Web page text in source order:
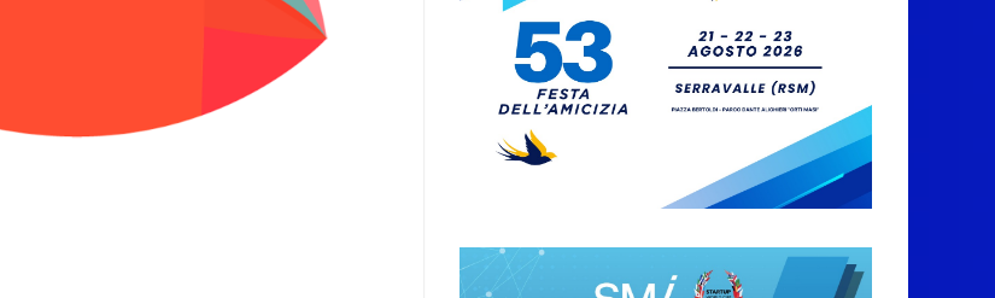
responsabilità
7 Agosto 2026
Circondario. Red Devil
chiuso | Traguardi |
Papa, tutti al lavoro
7 Agosto 2026